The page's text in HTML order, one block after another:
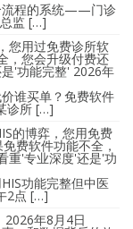
流程的系统——门诊
总监 […]
您用过免费诊所软
，您会升级付费还
'功能完整' 2026年
谁买单？免费软件
诊所 […]
的博弈，您用免费
费软件功能不全，
重'专业深度'还是'功
功能完整但中医
2点 […]
2026年8月4日